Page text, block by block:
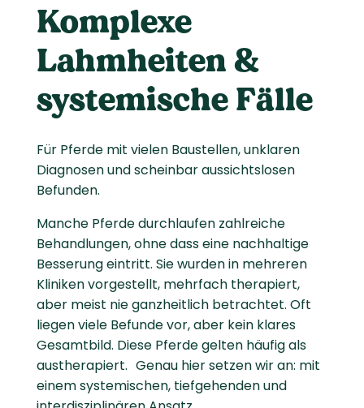
Komplexe
Lahmheiten &
systemische Fälle
Für Pferde mit vielen Baustellen, unklaren
Diagnosen und scheinbar aussichtslosen
Befunden.
Manche Pferde durchlaufen zahlreiche
Behandlungen, ohne dass eine nachhaltige
Besserung eintritt. Sie wurden in mehreren
Kliniken vorgestellt, mehrfach therapiert,
aber meist nie ganzheitlich betrachtet. Oft
liegen viele Befunde vor, aber kein klares
Gesamtbild. Diese Pferde gelten häufig als
austherapiert. Genau hier setzen wir an: mit
einem systemischen, tiefgehenden und